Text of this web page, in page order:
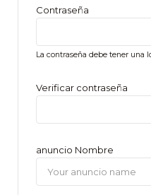
Contraseña
La contraseña debe tener una
Verificar contraseña
anuncio Nombre